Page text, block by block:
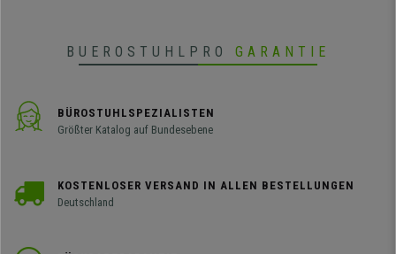
BUEROSTUHLPRO GARANTIE
BÜROSTUHLSPEZIALISTEN
Größter Katalog auf Bundesebene
KOSTENLOSER VERSAND IN ALLEN BESTELLUNGEN
Deutschland